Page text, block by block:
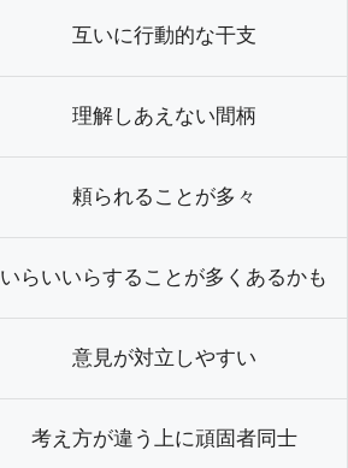
互いに行動的な干支
理解しあえない間柄
頼られることが多々
いらいいらすることが多くあるかも
意見が対立しやすい
考え方が違う上に頑固者同士